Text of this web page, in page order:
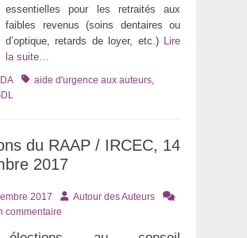
essentielles pour les retraités aux
faibles revenus (soins dentaires ou
d’optique, retards de loyer, etc.) Lire
la suite…
Tagsaide d'urgence aux auteurs,
du RAAP / IRCEC, 14
2017
2017 AuteurAutour des Auteurs
commentaire